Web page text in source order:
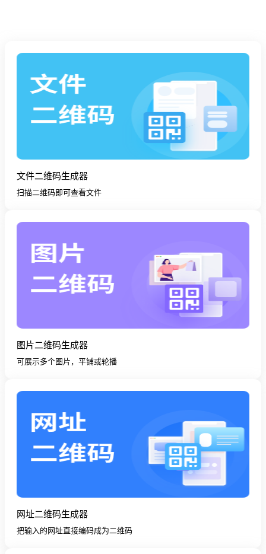
文件二维码生成器
扫描二维码即可查看文件
图片二维码生成器
可展示多个图片，平铺或轮播
网址二维码生成器
把输入的网址直接编码成为二维码